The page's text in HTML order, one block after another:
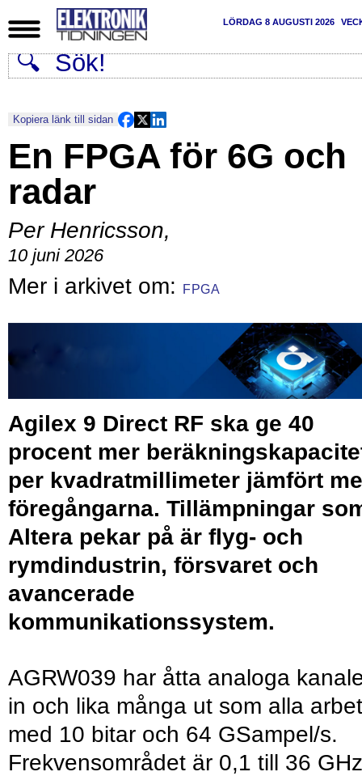
LÖRDAG 8 AUGUSTI 2026
Kopiera länk till sidan
En FPGA för 6G och
radar
Per Henricsson,
10 juni 2026
FPGA
Agilex 9 Direct RF ska ge 40
procent mer
per kvadratmillimeter jämfört
föregångarna. Tillämpningar
Altera pekar på är flyg- och
rymdindustrin, försvaret och
avancerade
kommunikationssystem.
AGRW039 har åtta analoga
in och lika många ut som alla
med 10 bitar och 64 GSampel/s.
Frekvensområdet är 0,1 till 36